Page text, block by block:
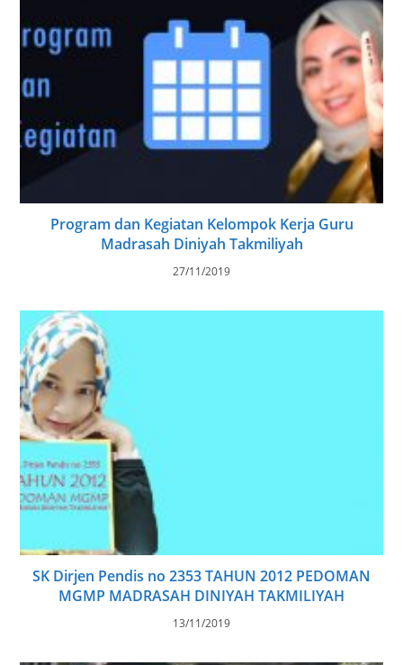
Program dan Kegiatan Kelompok Kerja Guru
Madrasah Diniyah Takmiliyah
27/11/2019
SK Dirjen Pendis no 2353 TAHUN 2012 PEDOMAN
MGMP MADRASAH DINIYAH TAKMILIYAH
13/11/2019